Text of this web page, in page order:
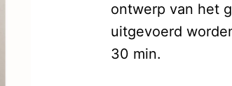
ontwerp van het
uitgevoerd
30 min.